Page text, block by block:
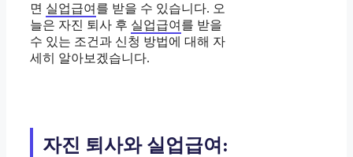
면 실업급여 를 받을 수 있습니다. 오
늘은 자진 퇴사 후 실업급여 를 받을
수 있는 조건과 신청 방법에 대해 자
세히 알아보겠습니다.
자진 퇴사와 실업급여: